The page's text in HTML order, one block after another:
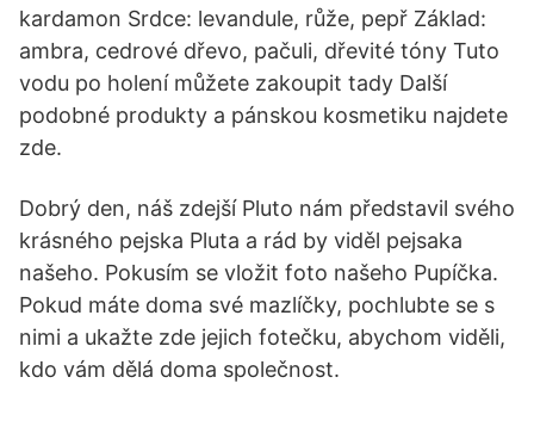
kardamon Srdce: levandule, růže, pepř Základ:
ambra, cedrové dřevo, pačuli, dřevité tóny Tuto
vodu po holení můžete zakoupit tady Další
podobné produkty a pánskou kosmetiku najdete
zde.
Dobrý den, náš zdejší Pluto nám představil svého
krásného pejska Pluta a rád by viděl pejsaka
našeho. Pokusím se vložit foto našeho Pupíčka.
Pokud máte doma své mazlíčky, pochlubte se s
nimi a ukažte zde jejich fotečku, abychom viděli,
kdo vám dělá doma společnost.